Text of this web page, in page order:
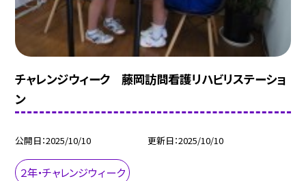
チャレンジウィーク 藤岡訪問看護リハビリステーショ
ン
公開日 2025/10/10 更新日 2025/10/10
２年・チャレンジウィーク